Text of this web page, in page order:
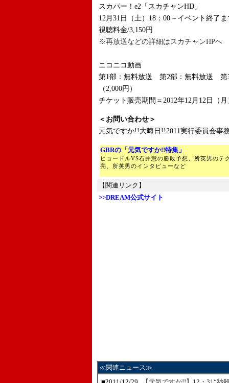
スカパー！e2「スカチャンHD」
12月31日（土）18：00～イベント終了ま
視聴料金/3,150円
※再放送などの詳細はスカチャンHPへ
ニコニコ動画
第1部：無料放送 第2部：無料放送 第
（2,000円）
チケット販売期間＝2012年12月12日（
＜お問い合わせ＞
元気ですか!!大晦日!!2011実行委員会事
GBRの「元気ですか!!特集」
ヒョードルVS石井慧の勝敗予想、所英男のテ
亮、所英男のインタビューなど
【関連リンク】
>>DREAM公式サイト
≪関連ニュース≫